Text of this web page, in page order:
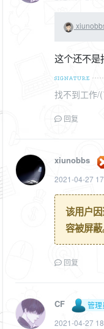
这个还不是
找不到工作/
回复
xiunobbs
2021-04-27
该用户
容被屏蔽
回复
CF
管理
2021-04-27